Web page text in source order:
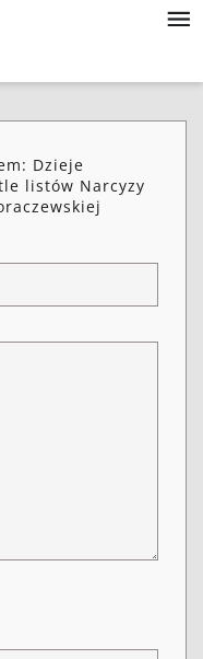
Dzieje
listów Narcyzy